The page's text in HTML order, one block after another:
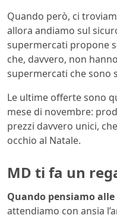
Quando però, ci
allora andiamo sul
supermercati propone
che, davvero, non
supermercati che sono
Le ultime offerte sono
mese di novembre:
prezzi davvero unici,
occhio al Natale.
MD ti fa un
Quando pensiamo
attendiamo con ansia